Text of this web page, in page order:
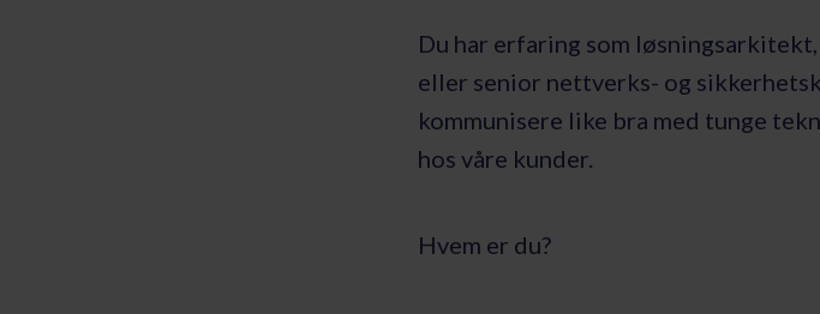
Du har erfaring som
eller senior nettverks- og
kommunisere like bra med tunge
hos våre kunder.
Hvem er du?